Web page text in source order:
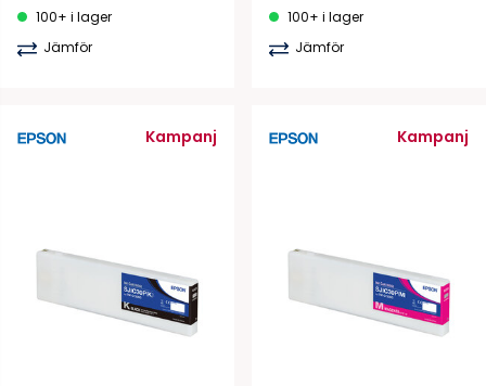
100+ i lager
Jämför
100+ i lager
Jämför
Kampanj Kampanj